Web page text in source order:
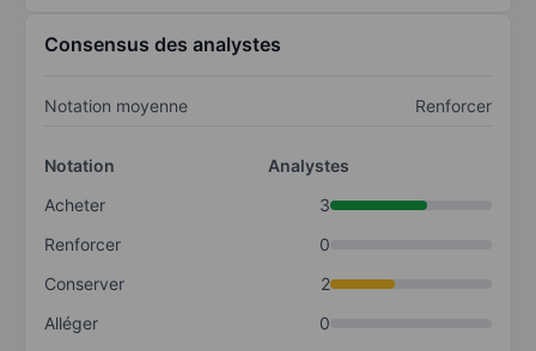
Consensus des analystes
Notation moyenne Renforcer
Notation
Analystes
Acheter
3
Renforcer
0
Conserver
2
Alléger
0